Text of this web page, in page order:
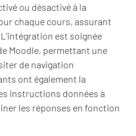
ou désactivé à la
chaque cours, assurant
est soignée
Moodle, permettant une
de navigation
ont également la
instructions données à
les réponses en fonction